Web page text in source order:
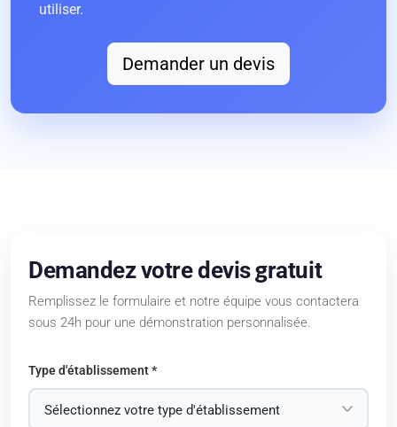
utiliser.
Demander un devis
Demandez votre devis gratuit
Remplissez le formulaire et notre équipe vous contactera
sous 24h pour une démonstration personnalisée.
Type d'établissement *